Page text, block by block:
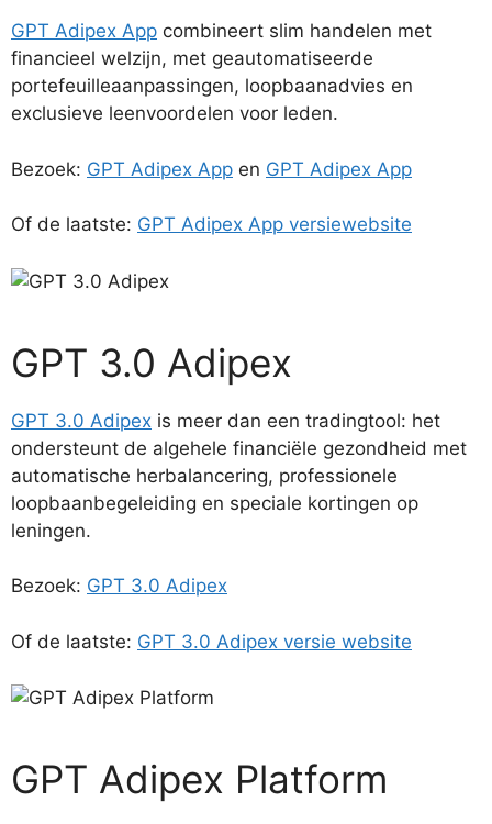
GPT Adipex App combineert slim handelen met
financieel welzijn, met geautomatiseerde
portefeuilleaanpassingen, loopbaanadvies en
exclusieve leenvoordelen voor leden.
Bezoek: GPT Adipex App en GPT Adipex App
Of de laatste: GPT Adipex App versiewebsite
GPT 3.0 Adipex
GPT 3.0 Adipex is meer dan een tradingtool: het
ondersteunt de algehele financiële gezondheid met
automatische herbalancering, professionele
loopbaanbegeleiding en speciale kortingen op
leningen.
Bezoek: GPT 3.0 Adipex
Of de laatste: GPT 3.0 Adipex versie website
GPT Adipex Platform